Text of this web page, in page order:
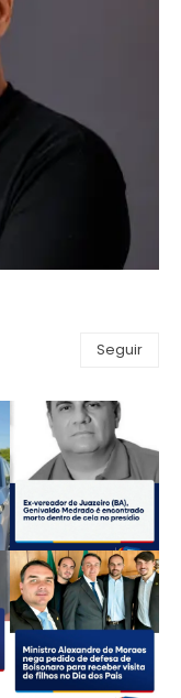
Seguir